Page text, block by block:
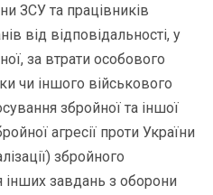
ЗСУ та працівників
від відповідальності, у
за втрати особового
чи іншого військового
збройної та іншої
агресії проти України
збройного
інших завдань з оборони